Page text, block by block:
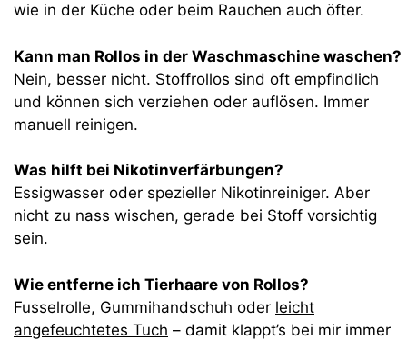
wie in der Küche oder beim Rauchen auch öfter.
Kann man Rollos in der Waschmaschine waschen?
Nein, besser nicht. Stoffrollos sind oft empfindlich
und können sich verziehen oder auflösen. Immer
manuell reinigen.
Was hilft bei Nikotinverfärbungen?
Essigwasser oder spezieller Nikotinreiniger. Aber
nicht zu nass wischen, gerade bei Stoff vorsichtig
sein.
Wie entferne ich Tierhaare von Rollos?
Fusselrolle, Gummihandschuh oder leicht
angefeuchtetes Tuch – damit klappt’s bei mir immer